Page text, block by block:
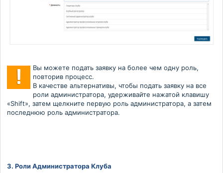
Вы можете подать заявку на более чем одну роль,
повторив процесс.
В качестве альтернативы, чтобы подать заявку на все
роли администратора, удерживайте нажатой клавишу
«Shift», затем щелкните первую роль администратора, а затем
последнюю роль администратора.
3. Роли Администратора Клуба